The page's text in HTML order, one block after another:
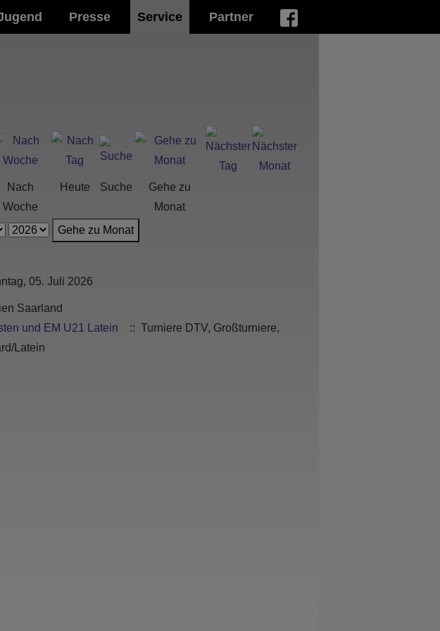
Presse Service Partner
Nach
Woche
Heute Suche
Gehe zu
Monat
Gehe zu Monat
05. Juli 2026
Saarland
und EM U21 Latein
:: Turniere DTV, Großturniere,
Latein